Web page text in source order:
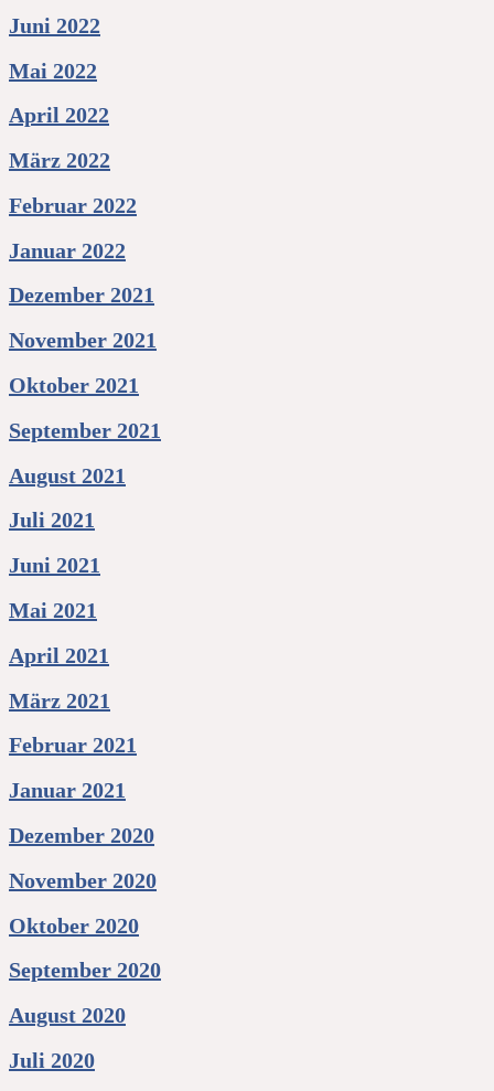
Juni 2022
Mai 2022
April 2022
März 2022
Februar 2022
Januar 2022
Dezember 2021
November 2021
Oktober 2021
September 2021
August 2021
Juli 2021
Juni 2021
Mai 2021
April 2021
März 2021
Februar 2021
Januar 2021
Dezember 2020
November 2020
Oktober 2020
September 2020
August 2020
Juli 2020